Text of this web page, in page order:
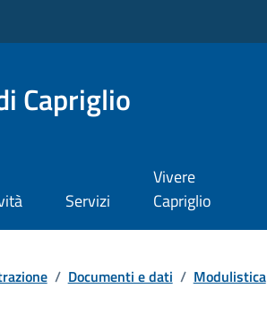
Capriglio
Servizi
Vivere
Capriglio
/ Documenti e dati / Modulistica